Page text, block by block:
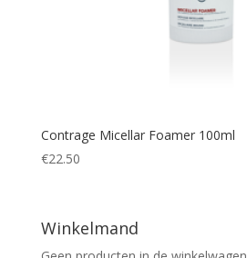
Contrage Micellar Foamer 100ml
€22.50
Winkelmand